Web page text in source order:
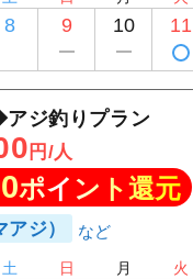
8 9 10 11
ジ釣りプラン
円/人
ポイント還元
ジ）
土 日 月 火